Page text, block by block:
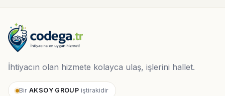
İhtiyacın olan hizmete kolayca ulaş, işlerini hallet.
Bir AKSOY GROUP iştirakidir